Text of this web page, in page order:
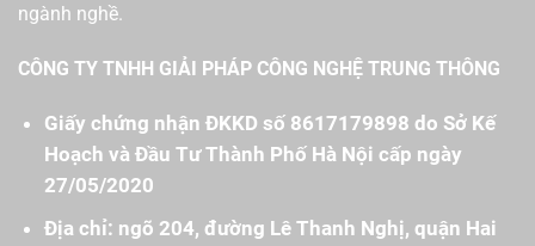
ngành nghề.
CÔNG TY TNHH GIẢI PHÁP CÔNG NGHỆ TRUNG THÔNG
Giấy chứng nhận ĐKKD số 8617179898 do Sở Kế
Hoạch và Đầu Tư Thành Phố Hà Nội cấp ngày
27/05/2020
Địa chỉ: ngõ 204, đường Lê Thanh Nghị, quận Hai